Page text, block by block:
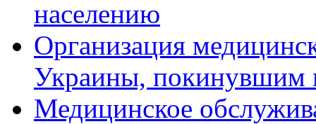
населению
Организация
Украины, покинувшим
Медицинское